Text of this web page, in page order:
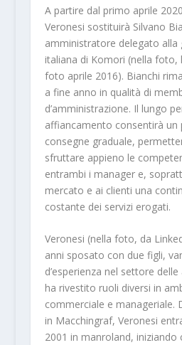
A partire dal primo aprile
Veronesi sostituirà Silvano
amministratore delegato alla
italiana di Komori (nella foto,
foto aprile 2016). Bianchi
a fine anno in qualità di
d’amministrazione. Il lungo
affiancamento consentirà un
consegne graduale,
sfruttare appieno le
entrambi i manager e,
mercato e ai clienti una
costante dei servizi erogati.
Veronesi (nella foto, da
anni sposato con due figli,
d’esperienza nel settore
ha rivestito ruoli diversi in
commerciale e manageriale.
in Macchingraf, Veronesi
2001 in manroland,